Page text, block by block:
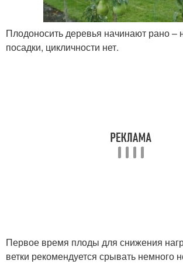
Плодоносить деревья начинают рано –
посадки, цикличности нет.
Первое время плоды для снижения
ветки рекомендуется срывать немного